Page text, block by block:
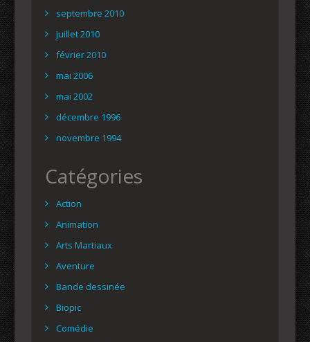
septembre 2010
juillet 2010
février 2010
mai 2006
mai 2002
décembre 1996
novembre 1994
Catégories
Action
Animation
Arts Martiaux
Aventure
Bande dessinée
Biopic
Comédie